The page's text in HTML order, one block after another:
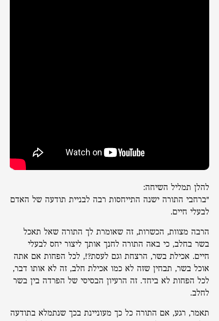
להלן תמליל השיחה:
"ברחבי התורה ישנה התייחסות רבה לבניית תודעה של האדם
לבעלי חיים.
הרבה מצוות, הכשרות, זה שאומרת לך התורה שאל תאכל
בשר בחלב, כי באה התורה לחנך אותך ליצור יחס לבעלי
חיים. אכילת בשר, הרצחת וגם לעסת?!, לכל הפחות אם אתה
אוכל בשר, תבחין שזה לא כמו אכילת חלב, זה לא אותו דבר,
לכל הפחות לא ביחד. זה הרעיון הבסיסי של הפרדה בין בשר
לחלב.
תאמר, רגע, אם התורה כל כך מעוניינת בכך שנתמלא בתודעה